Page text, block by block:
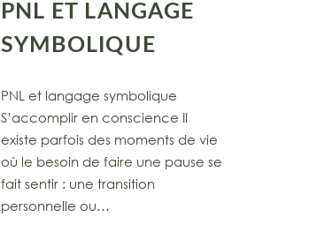
PNL ET LANGAGE
SYMBOLIQUE
PNL et langage symbolique
S’accomplir en conscience Il
existe parfois des moments de vie
où le besoin de faire une pause se
fait sentir : une transition
personnelle ou…